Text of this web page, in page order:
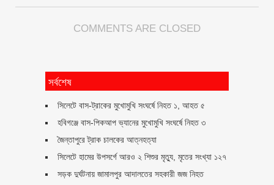
COMMENTS ARE CLOSED
সর্বশেষ
সিলেটে বাস-ট্রাকের মুখোমুখি সংঘর্ষে নিহত ১, আহত ৫
হবিগঞ্জে বাস-পিকআপ ভ্যানের মুখোমুখি সংঘর্ষে নিহত ৩
জৈন্তাপুরে ট্রাক চালকের আত্নহত্যা
সিলেটে হামের উপসর্গে আরও ২ শিশুর মৃত্যু, মৃতের সংখ্যা ১২৭
সড়ক দুর্ঘটনায় জামালপুর আদালতের সহকারী জজ নিহত